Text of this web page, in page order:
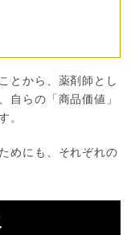
とから、薬剤師とし
自らの「商品価値」
。
めにも、それぞれの